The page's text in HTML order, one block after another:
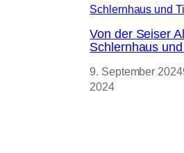
Von der Seiser
Schlernhaus
9. September 2024
2024